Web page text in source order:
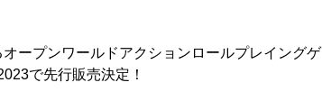
ープンワールドアクションロールプレイングゲ
で先行販売決定！